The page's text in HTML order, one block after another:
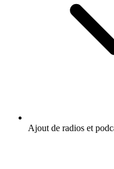
Ajout de radios et